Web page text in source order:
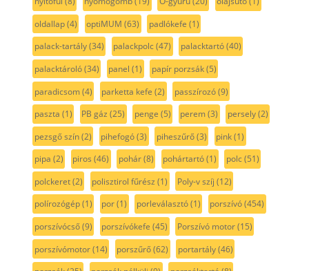
oldallap(4) optiMUM (63) padlókefe (1)
palack-tartály(34) palackpolc(47) palacktartó(40)
palacktároló(34) panel (1) papír porzsák(5)
paradicsom(4) parketta kefe (2) passzírozó(9)
paszta (1) PB gáz (25) penge (5) perem(3) persely(2)
pezsgő szín(2) pihefogó(3) piheszűrő(3) pink(1)
pipa (2) piros (46) pohár(8) pohártartó(1) polc(51)
polckeret(2) polisztirol fűrész (1) Poly-v szíj (12)
polírozógép(1) por(1) porleválasztó(1) porszívó(454)
porszívócső(9) porszívókefe (45) Porszívó motor(15)
porszívómotor(14) porszűrő(62) portartály(46)